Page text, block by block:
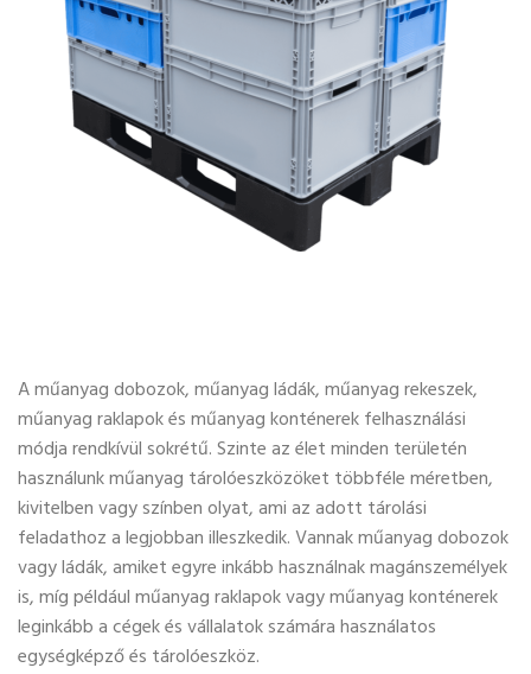
A műanyag dobozok, műanyag ládák, műanyag rekeszek,
műanyag raklapok és műanyag konténerek felhasználási
módja rendkívül sokrétű. Szinte az élet minden területén
használunk műanyag tárolóeszközöket többféle méretben,
kivitelben vagy színben olyat, ami az adott tárolási
feladathoz a legjobban illeszkedik. Vannak műanyag dobozok
vagy ládák, amiket egyre inkább használnak magánszemélyek
is, míg például műanyag raklapok vagy műanyag konténerek
leginkább a cégek és vállalatok számára használatos
egységképző és tárolóeszköz.